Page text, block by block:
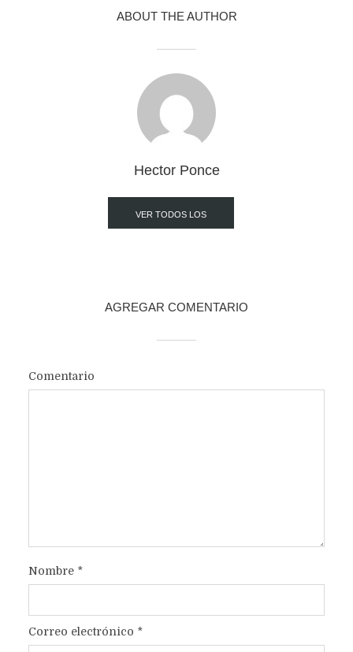
ABOUT THE AUTHOR
Hector Ponce
VER TODOS LOS
AGREGAR COMENTARIO
Comentario
Nombre *
Correo electrónico *